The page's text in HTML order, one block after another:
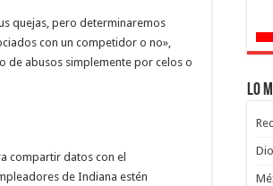
quejas, pero determinaremos
con un competidor o no»,
de abusos simplemente por celos o
compartir datos con el
de Indiana estén
Lo